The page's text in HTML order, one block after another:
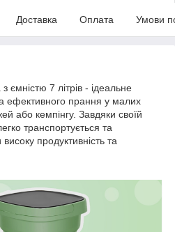
Доставка Оплата Умови
7 літрів - ідеальне
ефективного прання у малих
або кемпінгу. Завдяки своїй
транспортується та
продуктивність та